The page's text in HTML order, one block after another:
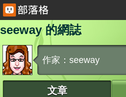
seeway 的網誌
作家：seeway
文章